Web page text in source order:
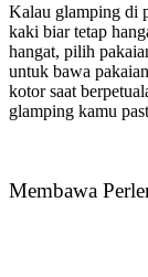
Kalau glamping di
kaki biar tetap
hangat, pilih
untuk bawa
kotor saat
glamping kamu
Membawa